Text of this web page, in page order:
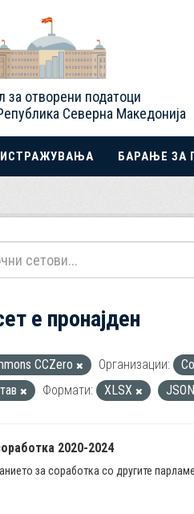
за отворени податоци
Северна Македонија
ИСТРАЖУВАЊА БАРАЊЕ ЗА
е пронајден
CCZero Организации:
Формати: XLSX JSON
2020-2024
за соработка со другите